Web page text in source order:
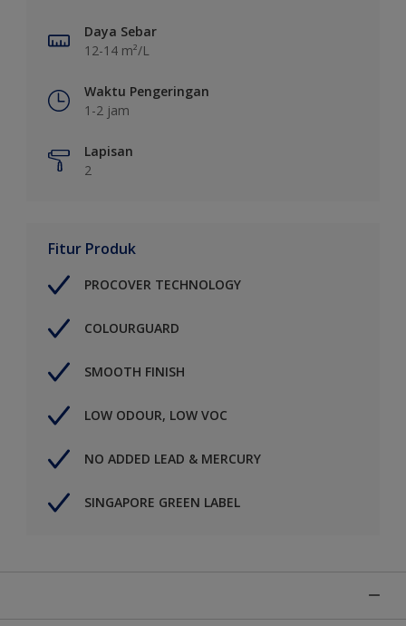
Daya Sebar
12-14 m²/L
Waktu Pengeringan
1-2 jam
Lapisan
2
Fitur Produk
PROCOVER TECHNOLOGY
COLOURGUARD
SMOOTH FINISH
LOW ODOUR, LOW VOC
NO ADDED LEAD & MERCURY
SINGAPORE GREEN LABEL